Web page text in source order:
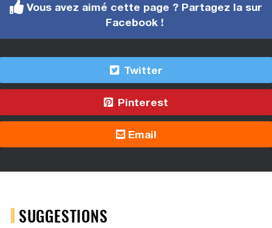
Vous avez aimé cette page ? Partagez la sur
Facebook !
Twitter
Pinterest
Email
SUGGESTIONS